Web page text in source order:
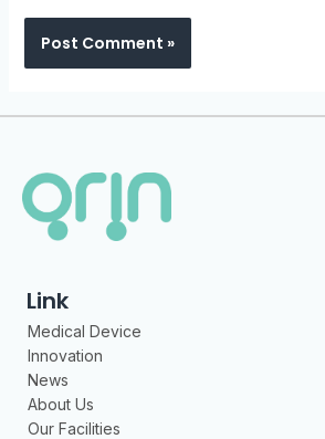
Link
Medical Device
Innovation
News
About Us
Our Facilities